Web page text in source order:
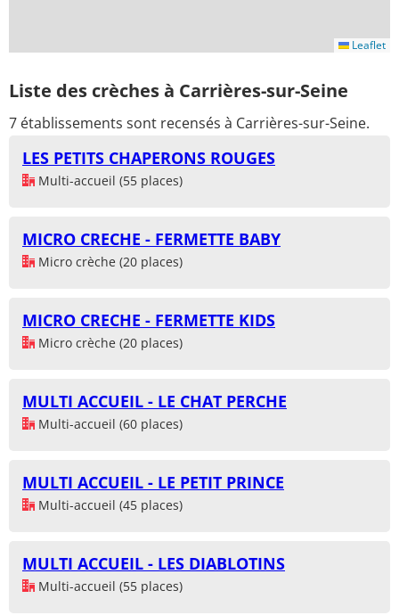
Leaflet
Liste des crèches à Carrières-sur-Seine
7 établissements sont recensés à Carrières-sur-Seine.
LES PETITS CHAPERONS ROUGES
Multi-accueil (55 places)
MICRO CRECHE - FERMETTE BABY
Micro crèche (20 places)
MICRO CRECHE - FERMETTE KIDS
Micro crèche (20 places)
MULTI ACCUEIL - LE CHAT PERCHE
Multi-accueil (60 places)
MULTI ACCUEIL - LE PETIT PRINCE
Multi-accueil (45 places)
MULTI ACCUEIL - LES DIABLOTINS
Multi-accueil (55 places)